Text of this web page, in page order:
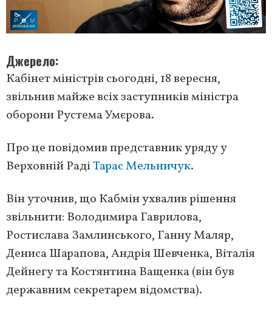
Джерело
Кабінет міністрів сьогодні, 18 вересня,
звільнив майже всіх заступників міністра
оборони Рустема Умєрова.
Про це повідомив представник уряду у
Верховній РадіТарас Мельничук.
Він уточнив, що Кабмін ухвалив рішення
звільнити: Володимира Гаврилова,
Ростислава Замлинського, Ганну Маляр,
Дениса Шарапова, Андрія Шевченка, Віталія
Дейнегу та Костянтина Ващенка (він був
державним секретарем відомства).